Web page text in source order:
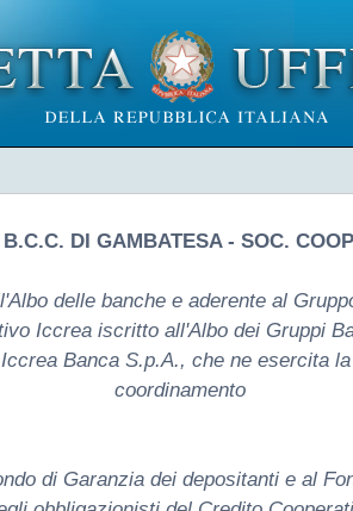
B.C.C. DI GAMBATESA - SOC.
delle banche e aderente al
Iccrea iscritto all'Albo dei Gruppi
Banca S.p.A., che ne esercita
coordinamento
di Garanzia dei depositanti e al